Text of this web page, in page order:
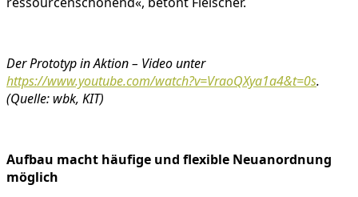
Der Prototyp in Aktion – Video unter
https://www.youtube.com/watch?v=VraoQXya1a4&t=0s.
(Quelle: wbk, KIT)
Aufbau macht häufige und flexible Neuanordnung
möglich